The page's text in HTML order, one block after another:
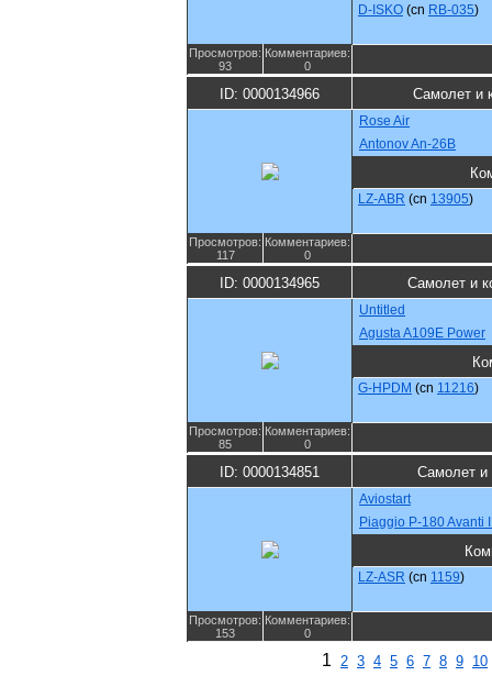
D-ISKO (cn RB-035)
Просмотров:
93
Комментариев:
0
ID: 0000134966 Самолет и
Rose Air
Antonov An-26B
LZ-ABR (cn 13905)
Просмотров:
117
Комментариев:
0
ID: 0000134965 Самолет и
Untitled
Agusta A109E Power
G-HPDM (cn 11216)
Просмотров:
85
Комментариев:
0
ID: 0000134851 Самолет и
Aviostart
Piaggio P-180 Avanti
LZ-ASR (cn 1159)
Просмотров:
153
Комментариев:
0
1 2 3 4 5 6 7 8 9 10